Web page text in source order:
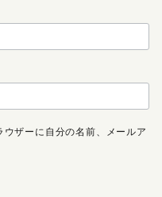
ザーに自分の名前、メールア